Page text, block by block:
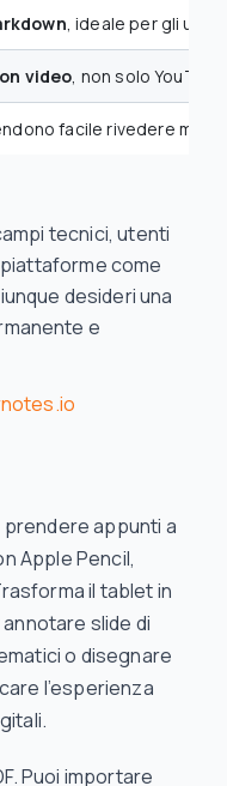
, ideale per gli
video, non solo
facile rivedere
tecnici, utenti
come
desideri una
e
appunti a
Apple Pencil,
il tablet in
slide di
o disegnare
l’esperienza
Puoi importare